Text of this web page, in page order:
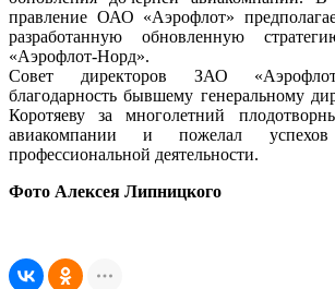
правление ОАО «Аэрофлот»
разработанную обновленную
«Аэрофлот-Норд».
Совет директоров ЗАО
благодарность бывшему генеральному
Коротяеву за многолетний
авиакомпании и пожелал
профессиональной деятельности.
Фото Алексея Липницкого